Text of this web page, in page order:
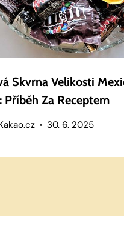
Skvrna Velikosti
Příběh Za Receptem
30. 6. 2025